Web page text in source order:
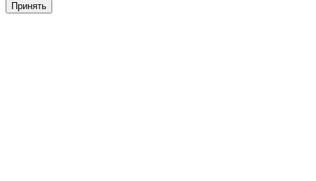
Принять